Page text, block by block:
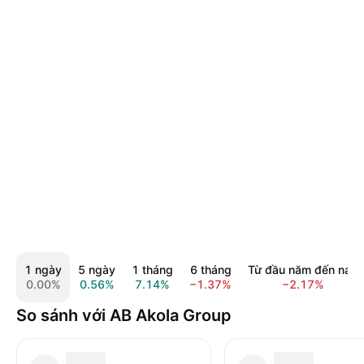
1 ngày
0.00%
5 ngày
0.56%
1 tháng
7.14%
6 tháng
−1.37%
Từ đầu năm đến nay
−2.17%
So sánh với AB Akola Group